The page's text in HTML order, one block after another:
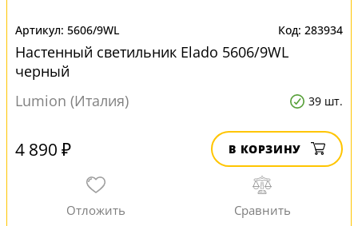
5606/9WL 283934
Настенный светильник Elado 5606/9WL
черный
Lumion (Италия)
39 шт.
4 890 ₽ В КОРЗИНУ